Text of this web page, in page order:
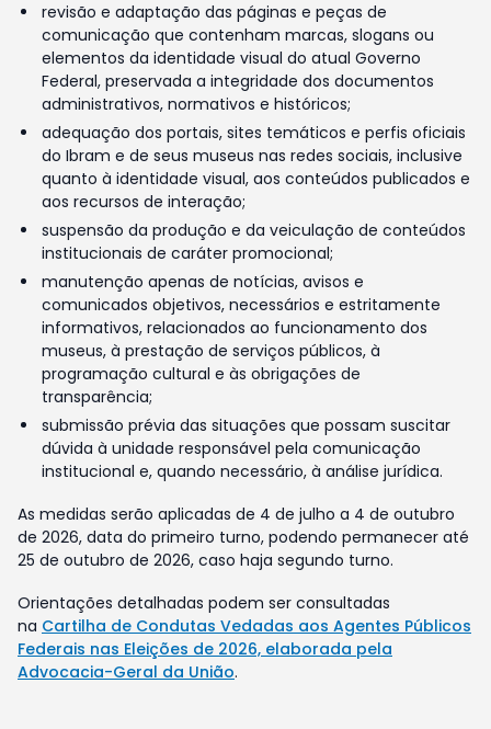
revisão e adaptação das páginas e peças de
comunicação que contenham marcas, slogans ou
elementos da identidade visual do atual Governo
Federal, preservada a integridade dos documentos
administrativos, normativos e históricos;
adequação dos portais, sites temáticos e perfis oficiais
do Ibram e de seus museus nas redes sociais, inclusive
quanto à identidade visual, aos conteúdos publicados e
aos recursos de interação;
suspensão da produção e da veiculação de conteúdos
institucionais de caráter promocional;
manutenção apenas de notícias, avisos e
comunicados objetivos, necessários e estritamente
informativos, relacionados ao funcionamento dos
museus, à prestação de serviços públicos, à
programação cultural e às obrigações de
transparência;
submissão prévia das situações que possam suscitar
dúvida à unidade responsável pela comunicação
institucional e, quando necessário, à análise jurídica.
As medidas serão aplicadas de 4 de julho a 4 de outubro
de 2026, data do primeiro turno, podendo permanecer até
25 de outubro de 2026, caso haja segundo turno.
Orientações detalhadas podem ser consultadas
na Cartilha de Condutas Vedadas aos Agentes Públicos
Federais nas Eleições de 2026, elaborada pela
Advocacia-Geral da União.